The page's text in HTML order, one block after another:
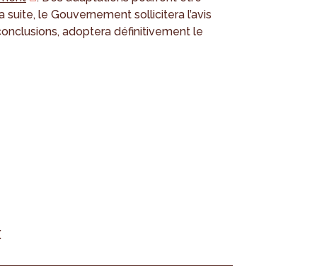
suite, le Gouvernement sollicitera l’avis
adoptera définitivement le